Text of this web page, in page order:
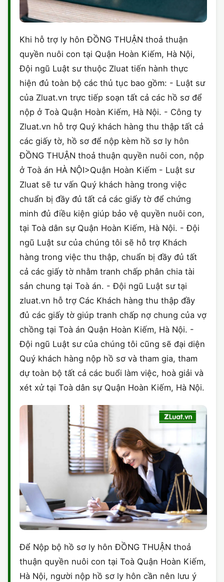
Khi hỗ trợ ly hôn ĐỒNG THUẬN thoả thuận
quyền nuôi con tại Quận Hoàn Kiếm, Hà Nội,
Đội ngũ Luật sư thuộc Zluat tiến hành thực
hiện đủ toàn bộ các thủ tục bao gồm: - Luật sư
của Zluat.vn trực tiếp soạn tất cả các hồ sơ để
nộp ở Toà Quận Hoàn Kiếm, Hà Nội. - Công ty
Zluat.vn hỗ trợ Quý khách hàng thu thập tất cả
các giấy tờ, hồ sơ để nộp kèm hồ sơ ly hôn
ĐỒNG THUẬN thoả thuận quyền nuôi con, nộp
ở Toà án HÀ NỘI>Quận Hoàn Kiếm - Luật sư
Zluat sẽ tư vấn Quý khách hàng trong việc
chuẩn bị đầy đủ tất cả các giấy tờ để chứng
minh đủ điều kiện giúp bảo vệ quyền nuôi con,
tại Toà dân sự Quận Hoàn Kiếm, Hà Nội. - Đội
ngũ Luật sư của chúng tôi sẽ hỗ trợ Khách
hàng trong việc thu thập, chuẩn bị đầy đủ tất
cả các giấy tờ nhằm tranh chấp phân chia tài
sản chung tại Toà án. - Đội ngũ Luật sư tại
zluat.vn hỗ trợ Các Khách hàng thu thập đầy
đủ các giấy tờ giúp tranh chấp nợ chung của vợ
chồng tại Toà án Quận Hoàn Kiếm, Hà Nội. -
Đội ngũ Luật sư của chúng tôi cũng sẽ đại diện
Quý khách hàng nộp hồ sơ và tham gia, tham
dự toàn bộ tất cả các buổi làm việc, hoà giải và
xét xử tại Toà dân sự Quận Hoàn Kiếm, Hà Nội.
Để Nộp bộ hồ sơ ly hôn ĐỒNG THUẬN thoả
thuận quyền nuôi con tại Toà Quận Hoàn Kiếm,
Hà Nội, người nộp hồ sơ ly hôn cần nên lưu ý